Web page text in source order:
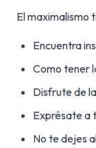
El maximalismo
Encuentra
Como tener
Disfrute de
Exprésate a
No te dejes